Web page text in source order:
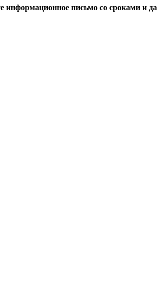
письмо со сроками и